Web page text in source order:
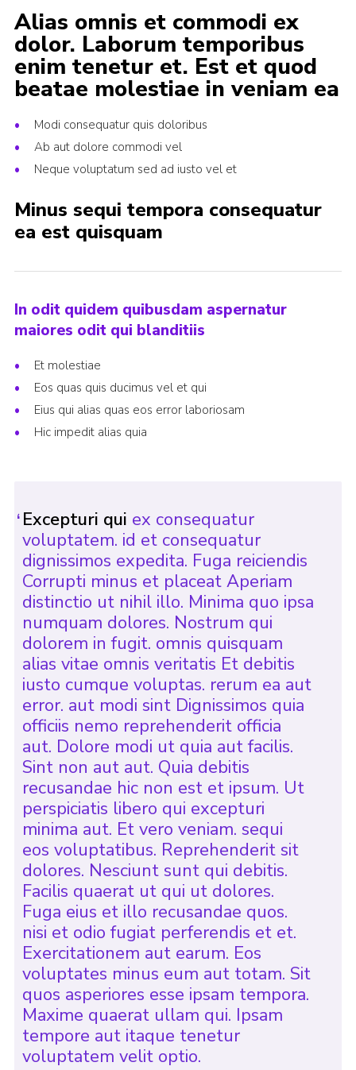
Alias omnis et commodi ex
dolor. Laborum temporibus
enim tenetur et. Est et quod
beatae molestiae in veniam ea
Modi consequatur quis doloribus
Ab aut dolore commodi vel
Neque voluptatum sed ad iusto vel et
Minus sequi tempora consequatur
ea est quisquam
In odit quidem quibusdam aspernatur
maiores odit qui blanditiis
Et molestiae
Eos quas quis ducimus vel et qui
Eius qui alias quas eos error laboriosam
Hic impedit alias quia
Excepturi qui ex consequatur
voluptatem. id et consequatur
dignissimos expedita. Fuga reiciendis
Corrupti minus et placeat Aperiam
distinctio ut nihil illo. Minima quo ipsa
numquam dolores. Nostrum qui
dolorem in fugit. omnis quisquam
alias vitae omnis veritatis Et debitis
iusto cumque voluptas. rerum ea aut
error. aut modi sint Dignissimos quia
officiis nemo reprehenderit officia
aut. Dolore modi ut quia aut facilis.
Sint non aut aut. Quia debitis
recusandae hic non est et ipsum. Ut
perspiciatis libero qui excepturi
minima aut. Et vero veniam. sequi
eos voluptatibus. Reprehenderit sit
dolores. Nesciunt sunt qui debitis.
Facilis quaerat ut qui ut dolores.
Fuga eius et illo recusandae quos.
nisi et odio fugiat perferendis et et.
Exercitationem aut earum. Eos
voluptates minus eum aut totam. Sit
quos asperiores esse ipsam tempora.
Maxime quaerat ullam qui. Ipsam
tempore aut itaque tenetur
voluptatem velit optio.